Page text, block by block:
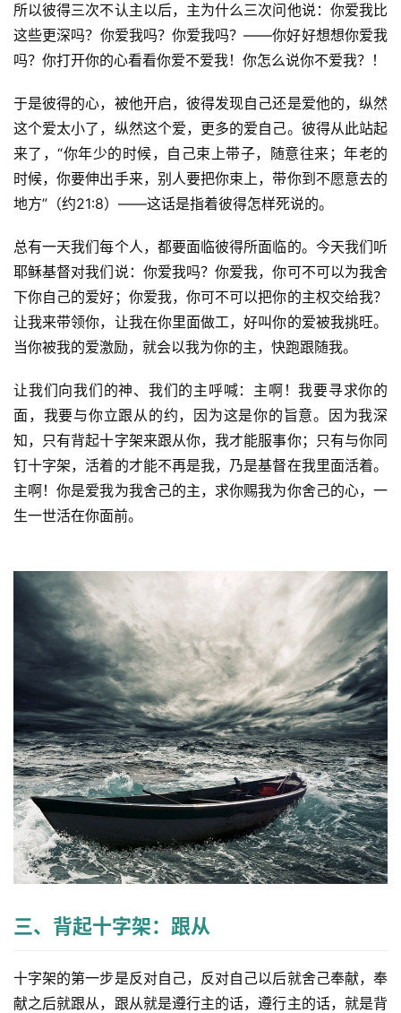
所以彼得三次不认主以后，主为什么三次问他说：你爱我比
这些更深吗？你爱我吗？你爱我吗？——你好好想想你爱我
吗？你打开你的心看看你爱不爱我！你怎么说你不爱我？！
于是彼得的心，被他开启，彼得发现自己还是爱他的，纵然
这个爱太小了，纵然这个爱，更多的爱自己。彼得从此站起
来了，“你年少的时候，自己束上带子，随意往来；年老的
时候，你要伸出手来，别人要把你束上，带你到不愿意去的
地方”（约21:8）——这话是指着彼得怎样死说的。
总有一天我们每个人，都要面临彼得所面临的。今天我们听
耶稣基督对我们说：你爱我吗？你爱我，你可不可以为我舍
下你自己的爱好；你爱我，你可不可以把你的主权交给我？
让我来带领你，让我在你里面做工，好叫你的爱被我挑旺。
当你被我的爱激励，就会以我为你的主，快跑跟随我。
让我们向我们的神、我们的主呼喊：主啊！我要寻求你的
面，我要与你立跟从的约，因为这是你的旨意。因为我深
知，只有背起十字架来跟从你，我才能服事你；只有与你同
钉十字架，活着的才能不再是我，乃是基督在我里面活着。
主啊！你是爱我为我舍己的主，求你赐我为你舍己的心，一
生一世活在你面前。
三、背起十字架：跟从
十字架的第一步是反对自己，反对自己以后就舍己奉献，奉
献之后就跟从，跟从就是遵行主的话，遵行主的话，就是背